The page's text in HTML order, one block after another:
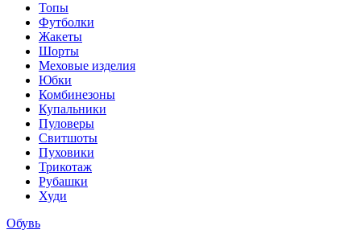
Топы
Футболки
Жакеты
Шорты
Меховые изделия
Юбки
Комбинезоны
Купальники
Пуловеры
Свитшоты
Пуховики
Трикотаж
Рубашки
Худи
Обувь